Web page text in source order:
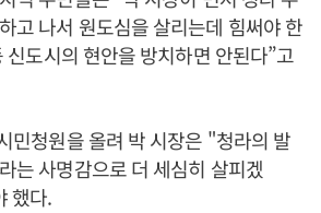
고 나서 원도심을 살리는데 힘써야 한
신도시의 현안을 방치하면 안된다”고
민청원을 올려 박 시장은 "청라의 발
는 사명감으로 더 세심히 살피겠
했다.